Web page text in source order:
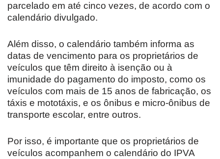
parcelado em até cinco vezes, de acordo com o
calendário divulgado.
Além disso, o calendário também informa as
datas de vencimento para os proprietários de
veículos que têm direito à isenção ou à
imunidade do pagamento do imposto, como os
veículos com mais de 15 anos de fabricação, os
táxis e mototáxis, e os ônibus e micro-ônibus de
transporte escolar, entre outros.
Por isso, é importante que os proprietários de
veículos acompanhem o calendário do IPVA